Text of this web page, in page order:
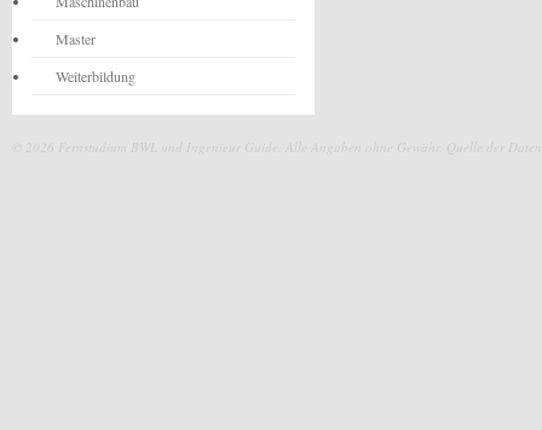
Master
Weiterbildung
© 2026 Fernstudium BWL und Ingenieur Guide. Alle Angaben ohne Gewähr. Quelle der